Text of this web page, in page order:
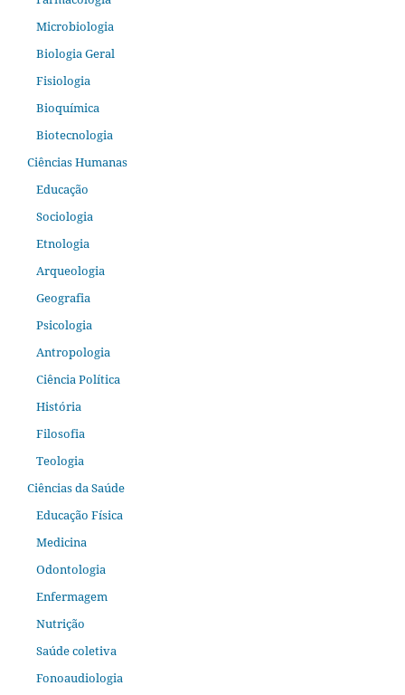
Microbiologia
Biologia Geral
Fisiologia
Bioquímica
Biotecnologia
Ciências Humanas
Educação
Sociologia
Etnologia
Arqueologia
Geografia
Psicologia
Antropologia
Ciência Política
História
Filosofia
Teologia
Ciências da Saúde
Educação Física
Medicina
Odontologia
Enfermagem
Nutrição
Saúde coletiva
Fonoaudiologia